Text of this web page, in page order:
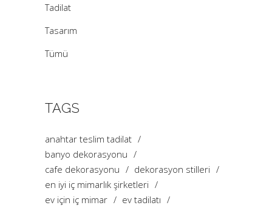
Tadilat
Tasarım
Tümü
TAGS
anahtar teslim tadilat
banyo dekorasyonu
cafe dekorasyonu
dekorasyon stilleri
en iyi iç mimarlık şirketleri
ev için iç mimar
ev tadilatı